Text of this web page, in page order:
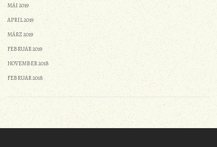
MAI 2019
APRIL 2019
MÄRZ 2019
FEBRUAR 2019
NOVEMBER 2018
FEBRUAR 2018